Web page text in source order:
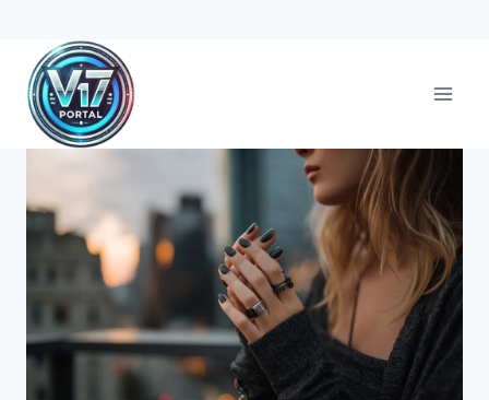
Pular
para
Conteúdo